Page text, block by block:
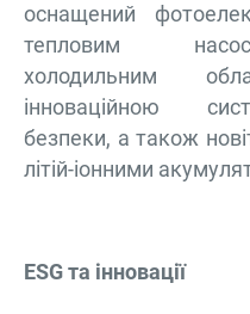
оснащений
тепловим
холодильним
інноваційною
безпеки, а також
літій-іонними
ESG та інновації